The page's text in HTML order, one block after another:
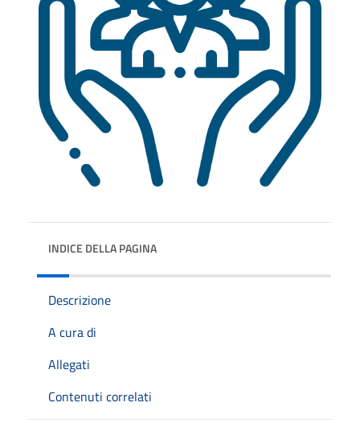
INDICE DELLA PAGINA
Descrizione
A cura di
Allegati
Contenuti correlati